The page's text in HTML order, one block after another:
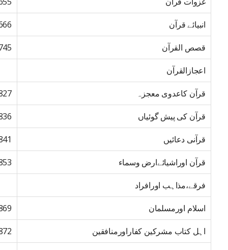
انبیائے قرآن
قصص القرآن
اعجازالقرآن
قرآن کاعدوی معجزہ
قرآن کی پیش گوئیاں
قرآنی دعائیں
قرآن اوراشیائےارض وسماء
فرقے،مذاہب اورافراد
اسلام اورمسلمان
اہل کتاب مشرکین کفاراورمنافقین